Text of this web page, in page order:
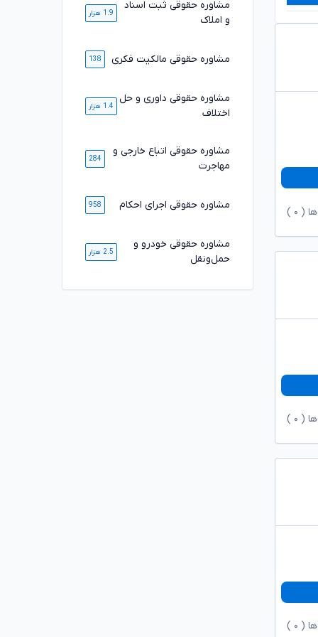
( ۰
( ۰
( ۰
مشاوره حقوقی ثبت اسناد
و املاک
1.9 هزار
مشاوره حقوقی مالکیت فکری 138
مشاوره حقوقی داوری و حل
اختلاف
1.4 هزار
مشاوره حقوقی اتباع خارجی و
مهاجرت
284
مشاوره حقوقی اجرای احکام 958
مشاوره حقوقی خودرو و
حمل‌ونقل
2.5 هزار